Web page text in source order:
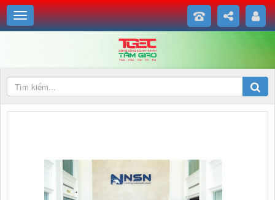
Sở hữu những ưu điểm vượt trội so với các nhà thầu khác hiện có trên
Việt Nam, NSN thấu hiểu mọi nhu cầu và mang đến cho khách hàng
những công trình chất lượng và các dịch vụ đặc biệt nhất.">